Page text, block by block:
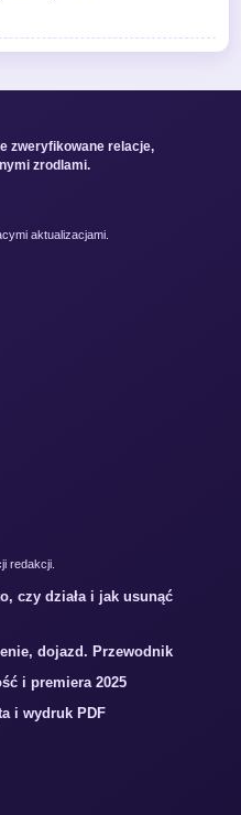
zweryfikowane relacje,
zrodlami.
aktualizacjami.
redakcji.
czy działa i jak usunąć
dojazd. Przewodnik
i premiera 2025
i wydruk PDF